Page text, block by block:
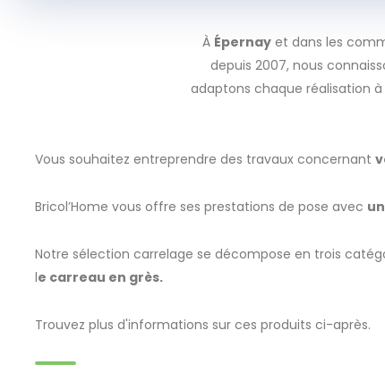
À Épernay et dans les
depuis 2007, nous
adaptons chaque réalisation
Vous souhaitez entreprendre des travaux concernant
Bricol’Home vous offre ses prestations de pose avec
Notre sélection carrelage se décompose en trois
le carreau en grès.
Trouvez plus d'informations sur ces produits ci-après.